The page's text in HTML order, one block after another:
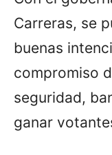
Carreras, se
buenas
compromiso
seguridad,
ganar